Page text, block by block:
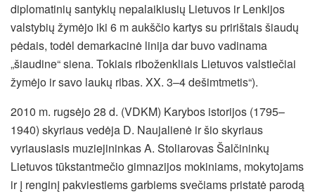
diplomatinių santykių nepalaikiusių Lietuvos ir Lenkijos
valstybių žymėjo iki 6 m aukščio kartys su pririštais šiaudų
pėdais, todėl demarkacinė linija dar buvo vadinama
„šiaudine“ siena. Tokiais riboženkliais Lietuvos valstiečiai
žymėjo ir savo laukų ribas. XX. 3–4 dešimtmetis“).
2010 m. rugsėjo 28 d. (VDKM) Karybos istorijos (1795–
1940) skyriaus vedėja D. Naujalienė ir šio skyriaus
vyriausiasis muziejininkas A. Stoliarovas Šalčininkų
Lietuvos tūkstantmečio gimnazijos mokiniams, mokytojams
ir į renginį pakviestiems garbiems svečiams pristatė parodą